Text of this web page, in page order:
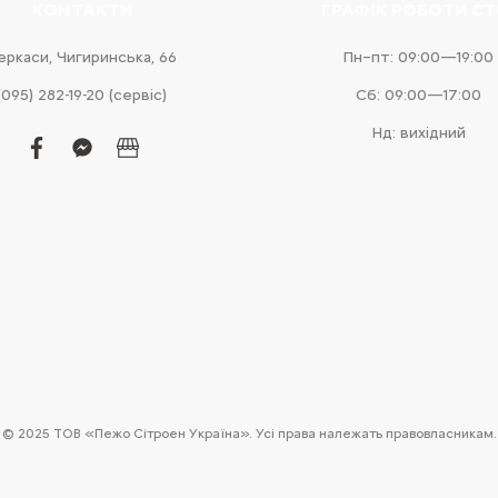
Чигиринська, 66
282-19-20 (сервіс)
facebook
facebook-
business
Пн–пт: 09:00—19:00
Сб: 09:00—17:00
Нд: вихідний
© 2025 ТОВ «Пежо Сітроен Україна». Усі права належать правовласникам.